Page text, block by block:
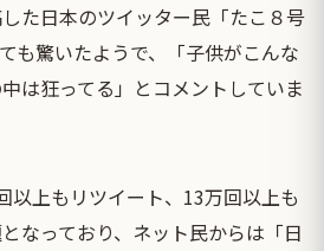
た日本のツイッター民「たこ８号
も驚いたようで、「子供がこんな
は狂ってる」とコメントしていま
以上もリツイート、13万回以上も
なっており、ネット民からは「日